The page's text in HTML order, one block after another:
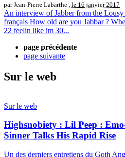
par Jean-Pierre Labarthe , le 16 janvier 2017
An interview of Jabber from the
français How old are you Jabbar ?
22 feelin like im 30...
page précédente
page suivante
Sur le web
Sur le web
Highsnobiety : Lil Peep :
Sinner Talks His Rapid Rise
Un des derniers entretiens du Goth